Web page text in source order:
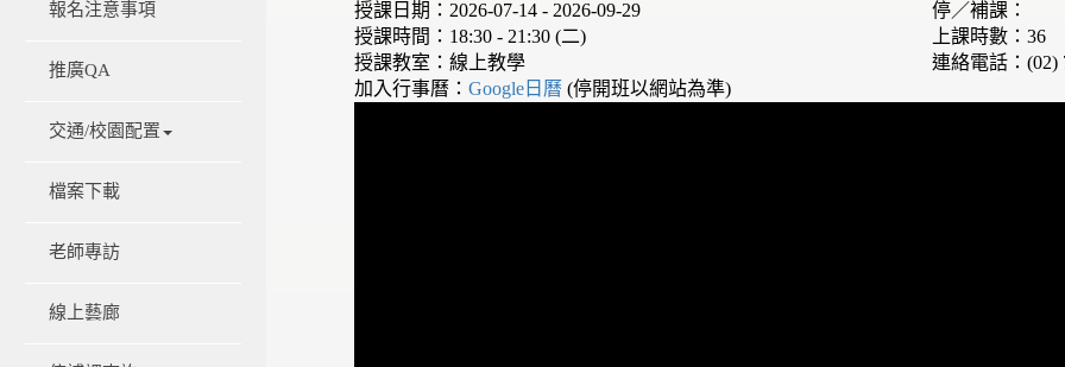
報名注意事項
推廣QA
交通/校園配置
檔案下載
老師專訪
線上藝廊
授課日期：2026-07-14 - 2026-09-29
停／補課：
授課時間：18:30 - 21:30 (二)
上課時數：36
授課教室：線上教學
連絡電話：(02)
加入行事曆：Google日曆(停開班以網站為準)